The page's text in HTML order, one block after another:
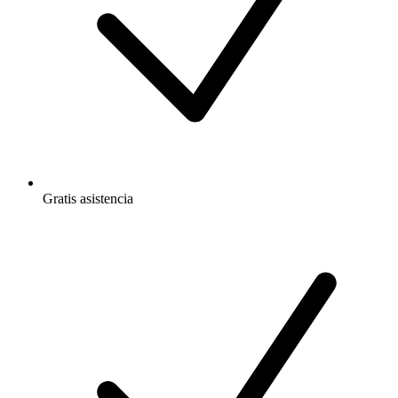
Gratis asistencia